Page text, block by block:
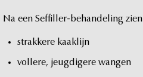
Na een Seffiller-behandeling zien
strakkere kaaklijn
vollere, jeugdigere wangen